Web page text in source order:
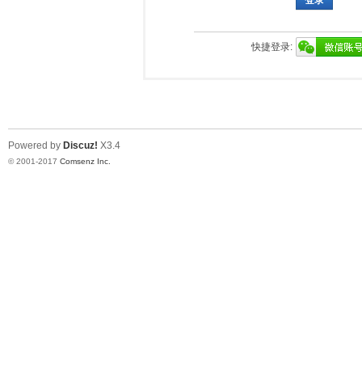
快捷登录:
Powered by Discuz! X3.4
© 2001-2017 Comsenz Inc.